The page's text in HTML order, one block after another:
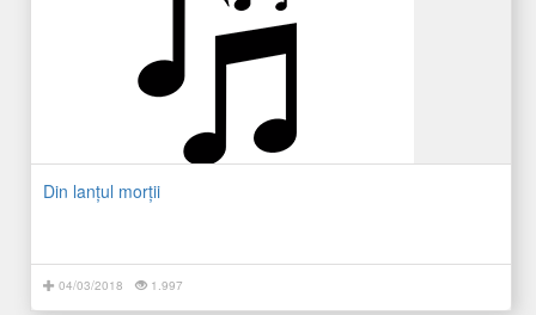
Din lanţul morţii
04/03/2018 1.997